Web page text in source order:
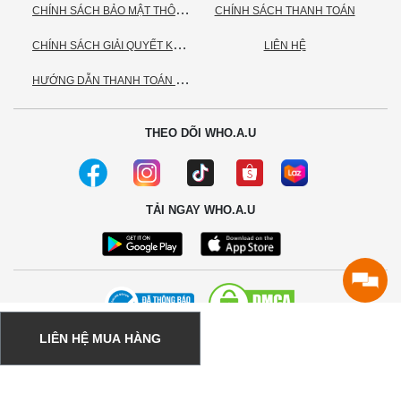
LIÊN HỆ MUA HÀNG
C
HÍNH SÁCH BẢO MẬT THÔNG TIN CÁ NHÂN
C
HÍNH SÁCH GIẢI QUYẾT KHIẾU NẠI
H
ƯỚNG DẪN THANH TOÁN VNPAY
CHÍNH SÁCH THANH TOÁN
LIÊN HỆ
THEO DÕI WHO.A.U
TẢI NGAY WHO.A.U
© 2020 - Bản quyền thuộc về Công ty TNHH TC Commerce